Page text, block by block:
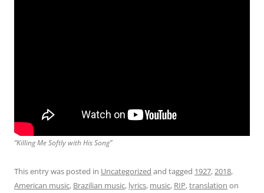
“Killing Me Softly with His Song”
This entry was posted in Uncategorized and tagged 1927,2018,
American music, Brazilian music, lyrics, music, RIP,translation on